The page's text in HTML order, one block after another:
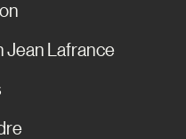
Jean Lafrance